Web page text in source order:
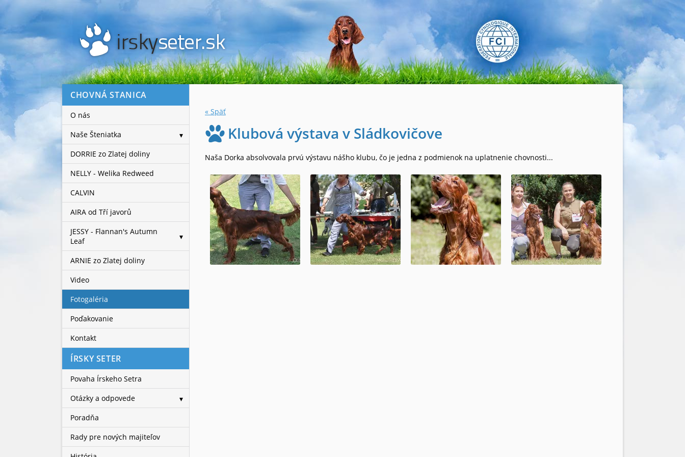
CHOVNÁ STANICA
O nás
Naše Šteniatka
DORRIE zo Zlatej doliny
NELLY - Welika Redweed
CALVIN
AIRA od Tří javorů
JESSY - Flannan's Autumn
Leaf
ARNIE zo Zlatej doliny
Video
Fotogaléria
Poďakovanie
Kontakt
ÍRSKY SETER
Povaha Írskeho Setra
Otázky a odpovede
Poradňa
Rady pre nových majiteľov
« Späť
Klubová výstava v Sládkovičove
Naša Dorka absolvovala prvú výstavu nášho klubu, čo je jedna z podmienok na uplatnenie chovnosti...